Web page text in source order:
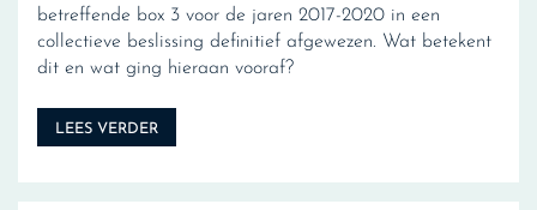
betreffende box 3 voor de jaren 2017-2020 in een
collectieve beslissing definitief afgewezen. Wat betekent
dit en wat ging hieraan vooraf?
LEES VERDER